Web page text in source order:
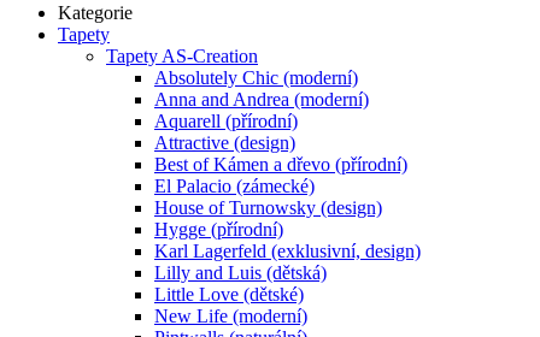
Kategorie
Tapety
Tapety AS-Creation
Absolutely Chic (moderní)
Anna and Andrea (moderní)
Aquarell (přírodní)
Attractive (design)
Best of Kámen a dřevo (přírodní)
El Palacio (zámecké)
House of Turnowsky (design)
Hygge (přírodní)
Karl Lagerfeld (exklusivní, design)
Lilly and Luis (dětská)
Little Love (dětské)
New Life (moderní)